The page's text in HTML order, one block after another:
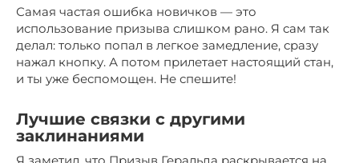
Самая частая ошибка новичков — это
использование призыва слишком рано. Я сам так
делал: только попал в легкое замедление, сразу
нажал кнопку. А потом прилетает настоящий стан,
и ты уже беспомощен. Не спешите!
Лучшие связки с другими
заклинаниями